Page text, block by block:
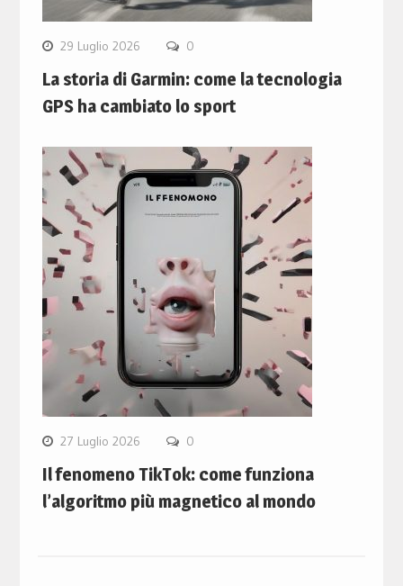
29 Luglio 2026 0
La storia di Garmin: come la tecnologia
GPS ha cambiato lo sport
27 Luglio 2026 0
Il fenomeno TikTok: come funziona
l’algoritmo più magnetico al mondo